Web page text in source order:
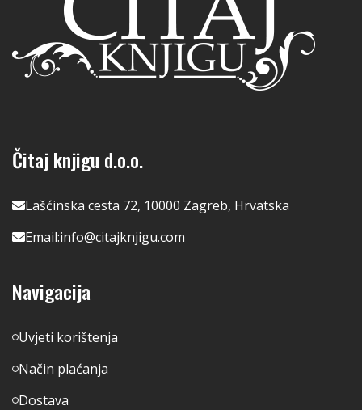
Čitaj knjigu d.o.o.
Lašćinska cesta 72, 10000 Zagreb, Hrvatska
Email:info@citajknjigu.com
Navigacija
Uvjeti korištenja
Način plaćanja
Dostava